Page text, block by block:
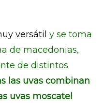
versátil y se toma
de macedonias,
de distintos
las uvas combinan
uvas moscatel